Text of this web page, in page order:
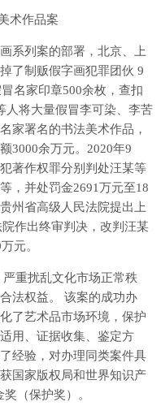
术作品案
系列案的部署，北京、上
了制贩假字画犯罪团伙 9
名家印章500余枚，查扣
人将大量假冒李可染、李苦
家署名的书法美术作品，
3000余万元。2020年9
著作权罪分别判处汪某等
，并处罚金2691万元至18
州省高级人民法院提出上
作出终审判决，改判汪某
元。
重扰乱文化市场正常秩
法权益。 该案的成功办
了艺术品市场环境，保护
用、证据收集、鉴定方
经验，对办理同类案件具
国家版权局和世界知识产
（保护奖）。